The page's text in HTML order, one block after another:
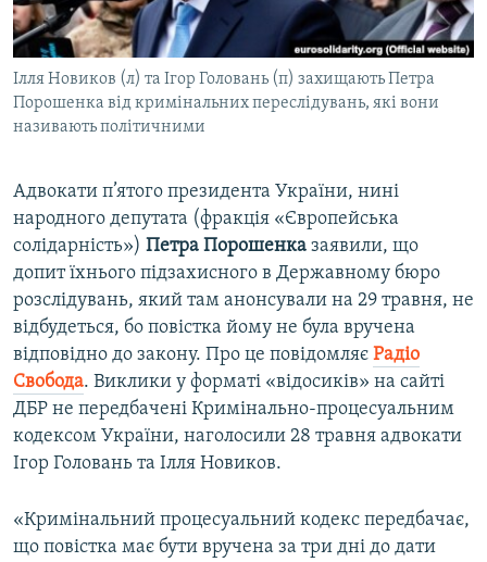
СВІДЧЕННЯ ОКУПАЦІЇ
УКРАЇНСЬКА ПРОБЛЕМА КРИМУ
ІНФОГРАФІКА
Qırımtatar
ДОЛУЧАЙСЯ!
Усі сайти RFE/RL
Ілля Новиков (л) та Ігор Головань (п) захищають Петра
Порошенка від кримінальних переслідувань, які вони
називають політичними
Адвокати п’ятого президента України, нині
народного депутата (фракція «Європейська
солідарність») Петра Порошенка заявили, що
допит їхнього підзахисного в Державному бюро
розслідувань, який там анонсували на 29 травня, не
відбудеться, бо повістка йому не була вручена
відповідно до закону. Про це повідомляє Радіо
Свобода. Виклики у форматі «відосиків» на сайті
ДБР не передбачені Кримінально-процесуальним
кодексом України, наголосили 28 травня адвокати
Ігор Головань та Ілля Новиков.
«Кримінальний процесуальний кодекс передбачає,
що повістка має бути вручена за три дні до дати